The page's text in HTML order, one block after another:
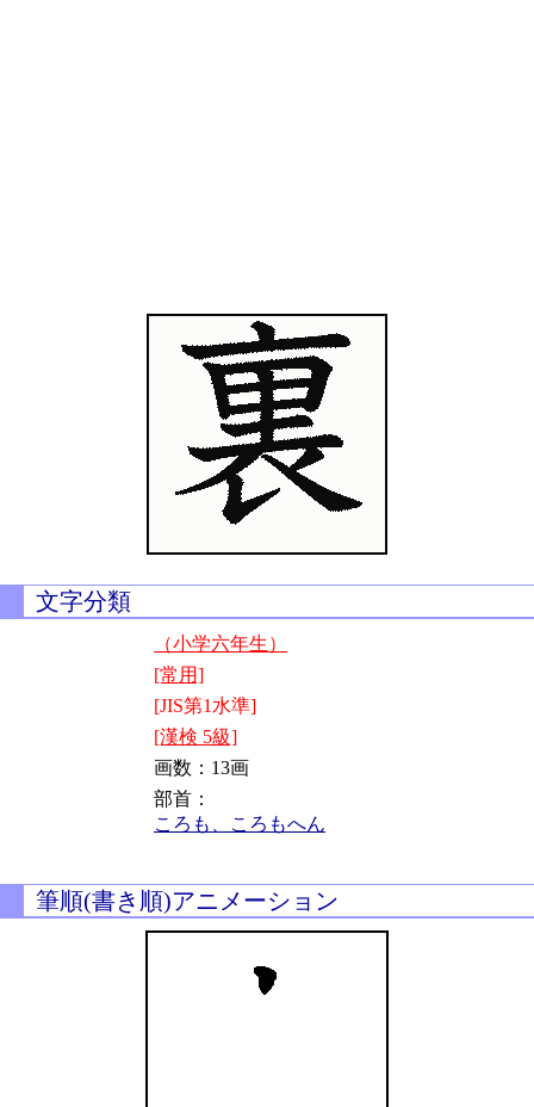
文字分類
（小学六年生）
[常用]
[JIS第1水準]
[漢検 5級]
画数：13画
部首：
ころも、ころもへん
筆順(書き順)アニメーション